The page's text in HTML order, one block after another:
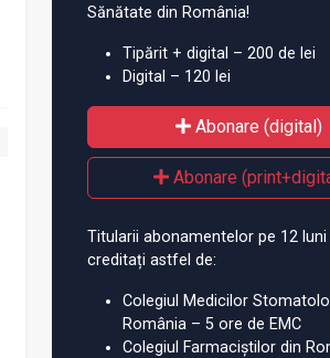
Sănătate din România!
Tipărit + digital – 200 de lei
Digital – 120 lei
Abonare (digital)
Abonare
Titularii abonamentelor pe 12
creditați astfel de:
Colegiul Medicilor
România – 5 ore de EMC
Colegiul Farmaciștilor din